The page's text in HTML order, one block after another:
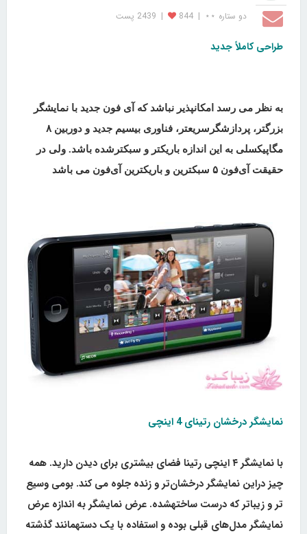
دو ستاره ⋆⋆ |
844
| 2439 پست
طراحی کاملاً جدید
به نظر می رسد امکانپذیر نباشد که آی فون جدید با نمایشگر
بزرگتر، پردازشگرسریعتر، فناوری بیسیم جدید و دوربین ۸
مگاپیکسلی به این اندازه باریکتر و سبکترشده باشد. ولی در
حقیقت آی‌فون ۵ سبکترین و باریکترین آی‌فون می باشد
نمایشگر درخشان رتینای 4 اینچی
با نمایشگر ۴ اینچی رتینا فضای بیشتری برای دیدن دارید. همه
چیز دراین نمایشگر درخشان‌تر و زنده جلوه می کند. بومی وسیع
تر و زیبا‌تر که درست ساختهشده. عرض نمایشگر به اندازه عرض
نمایشگر مدل‌های قبلی بوده و استفاده با یک دستهمانند گذشته